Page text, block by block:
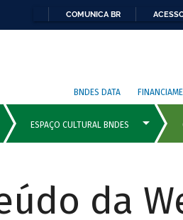
COMUNICA BR
BNDES DATA
da